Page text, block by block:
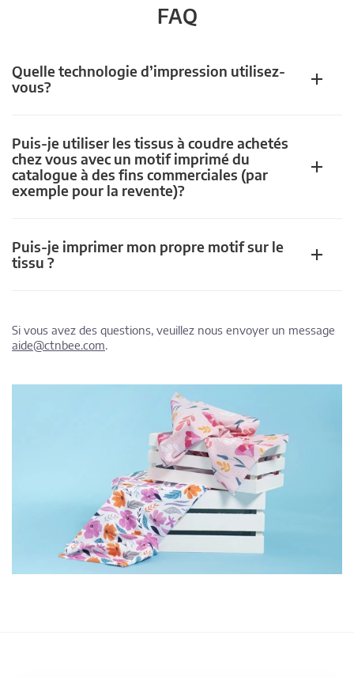
FAQ
Quelle technologie d’impression utilisez-
vous?
Puis-je utiliser les tissus à coudre achetés
chez vous avec un motif imprimé du
catalogue à des fins commerciales (par
exemple pour la revente)?
Puis-je imprimer mon propre motif sur le
tissu ?
Si vous avez des questions, veuillez nous envoyer un message
aide@ctnbee.com.